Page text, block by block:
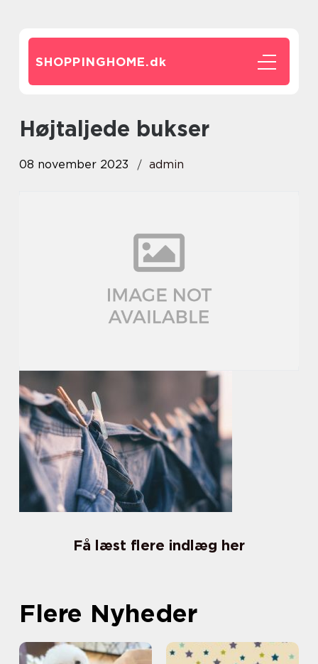
SHOPPINGHOME.dk
højtaljede bukser
08 november 2023 admin
Få læst flere indlæg her
Flere Nyheder